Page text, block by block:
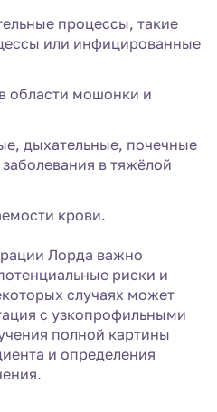
процессы, такие
или инфицированные
области мошонки и
дыхательные, почечные
в тяжёлой
крови.
Лорда важно
риски и
случаях может
с узкопрофильными
полной картины
и определения